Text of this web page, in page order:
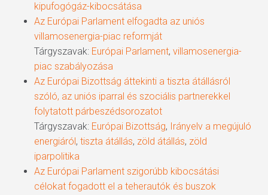
kipufogógáz-kibocsátása
Az Európai Parlament elfogadta az uniós
villamosenergia-piac reformját
Tárgyszavak: Európai Parlament, villamosenergia-
piac szabályozása
Az Európai Bizottság áttekinti a tiszta átállásról
szóló, az uniós iparral és szociális partnerekkel
folytatott párbeszédsorozatot
Tárgyszavak: Európai Bizottság, Irányelv a megújuló
energiáról, tiszta átállás, zöld átállás, zöld
iparpolitika
Az Európai Parlament szigorúbb kibocsátási
célokat fogadott el a teherautók és buszok